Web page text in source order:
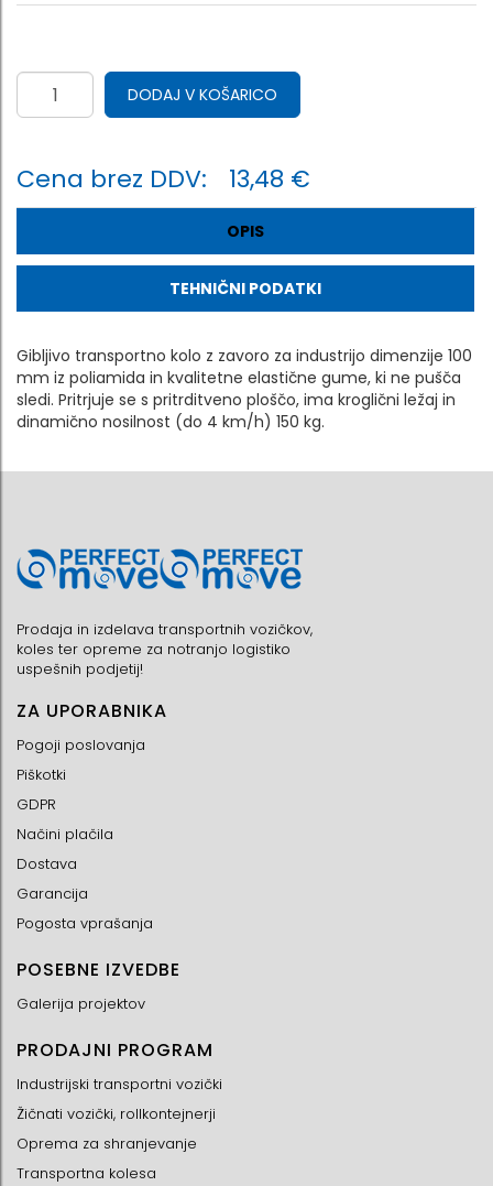
DODAJ V KOŠARICO
Cena brez DDV: 13,48 €
OPIS
TEHNIČNI PODATKI
Gibljivo transportno kolo z zavoro za industrijo dimenzije 100
mm iz poliamida in kvalitetne elastične gume, ki ne pušča
sledi. Pritrjuje se s pritrditveno ploščo, ima kroglični ležaj in
dinamično nosilnost (do 4 km/h) 150 kg.
Prodaja in izdelava transportnih vozičkov,
koles ter opreme za notranjo logistiko
uspešnih podjetij!
ZA UPORABNIKA
Pogoji poslovanja
Piškotki
GDPR
Načini plačila
Dostava
Garancija
Pogosta vprašanja
POSEBNE IZVEDBE
Galerija projektov
PRODAJNI PROGRAM
Industrijski transportni vozički
Žičnati vozički, rollkontejnerji
Oprema za shranjevanje
Transportna kolesa